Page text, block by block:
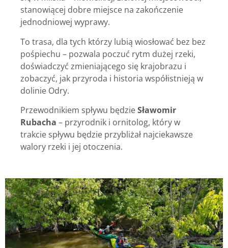
stanowiącej dobre miejsce na zakończenie
jednodniowej wyprawy.
To trasa, dla tych którzy lubią wiosłować bez bez
pośpiechu – pozwala poczuć rytm dużej rzeki,
doświadczyć zmieniającego się krajobrazu i
zobaczyć, jak przyroda i historia współistnieją w
dolinie Odry.
Przewodnikiem spływu będzieSławomir
Rubacha – przyrodnik i ornitolog, który w
trakcie spływu będzie przybliżał najciekawsze
walory rzeki i jej otoczenia.